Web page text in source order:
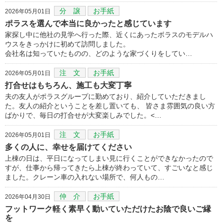
2026年05月01日 分 譲 お手紙
ポラスを選んで本当に良かったと感じています
家探し中に他社の見学へ行った際、近くにあったボラスのモデルハ
ウスをきっかけに初めて訪問しました。
会社名は知っていたものの、どのような家づくりをしてい…
2026年05月01日 注 文 お手紙
打合せはもちろん、施工も大変丁寧
夫の友人がポラスグループに勤めており、紹介していただきまし
た。友人の紹介ということを差し置いても、 皆さま雰囲気の良い方
ばかりで、毎日の打合せが大変楽しみでした。<…
2026年05月01日 注 文 お手紙
多くの人に、幸せを届けてください
上棟の日は、平日になってしまい見に行くことができなかったので
すが、仕事から帰ってきたら上棟が終わっていて、すごいなと感じ
ました。クレーン車の入れない場所で、何人もの…
2026年04月30日 仲 介 お手紙
フットワーク軽く素早く動いていただけたお陰で良いご縁
を